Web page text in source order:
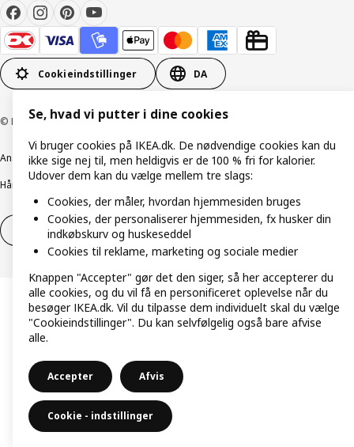
Cookieindstillinger DA
© Inter IKEA Systems B.V. 1999-2026
Ansvarlig rapportering CookiepolitikDigital tilgængelighed
Håndtering af persondata
Salgs- og leveringsbetingelser
Fortryd dit køb Fortryd dit køb af service
Se, hvad vi putter i dine cookies
Vi bruger cookies på IKEA.dk. De nødvendige cookies kan du
ikke sige nej til, men heldigvis er de 100 % fri for kalorier.
Udover dem kan du vælge mellem tre slags:
Cookies, der måler, hvordan hjemmesiden bruges
Cookies, der personaliserer hjemmesiden, fx husker din
indkøbskurv og huskeseddel
Cookies til reklame, marketing og sociale medier
Knappen "Accepter" gør det den siger, så her accepterer du
alle cookies, og du vil få en personificeret oplevelse når du
besøger IKEA.dk. Vil du tilpasse dem individuelt skal du vælge
"Cookieindstillinger". Du kan selvfølgelig også bare afvise
alle.
Accepter Afvis
Cookie - indstillinger